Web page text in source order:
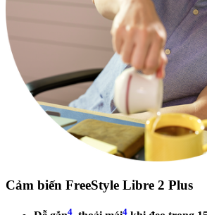
Cảm biến FreeStyle Libre 2 Plus
4 4